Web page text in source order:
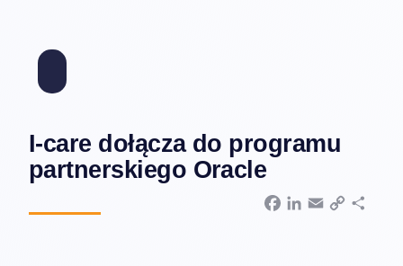
I-care dołącza do programu
partnerskiego Oracle